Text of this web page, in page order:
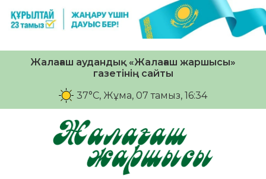
Жалағаш аудандық «Жалағаш жаршысы»
газетінің сайты
37°C, Жұма, 07 тамыз, 16:34